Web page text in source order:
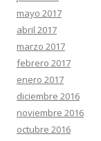
mayo 2017
abril 2017
marzo 2017
febrero 2017
enero 2017
diciembre 2016
noviembre 2016
octubre 2016